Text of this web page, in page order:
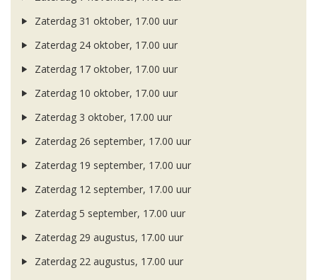
Zaterdag 31 oktober, 17.00 uur
Zaterdag 24 oktober, 17.00 uur
Zaterdag 17 oktober, 17.00 uur
Zaterdag 10 oktober, 17.00 uur
Zaterdag 3 oktober, 17.00 uur
Zaterdag 26 september, 17.00 uur
Zaterdag 19 september, 17.00 uur
Zaterdag 12 september, 17.00 uur
Zaterdag 5 september, 17.00 uur
Zaterdag 29 augustus, 17.00 uur
Zaterdag 22 augustus, 17.00 uur